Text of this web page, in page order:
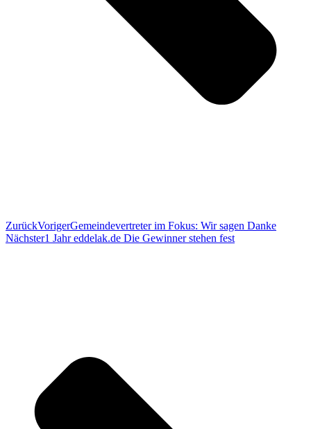
ZurückVorigerGemeindevertreter im Fokus: Wir sagen Danke
Nächster1 Jahr eddelak.de Die Gewinner stehen fest